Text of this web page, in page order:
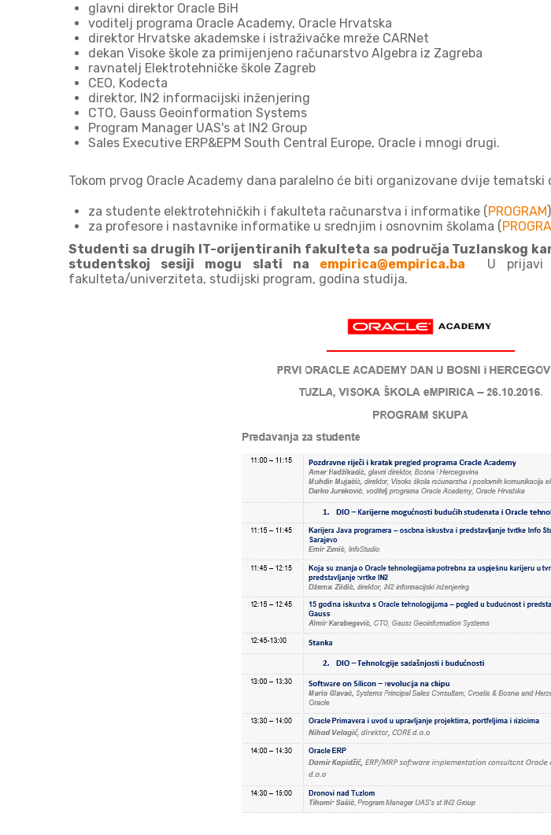
glavni direktor Oracle BiH
voditelj programa Oracle Academy, Oracle Hrvatska
direktor Hrvatske akademske i istraživačke mreže CARNet
dekan Visoke škole za primijenjeno računarstvo Algebra iz Zagreba
ravnatelj Elektrotehničke škole Zagreb
CEO, Kodecta
direktor, IN2 informacijski inženjering
CTO, Gauss Geoinformation Systems
Program Manager UAS's at IN2 Group
Sales Executive ERP&EPM South Central Europe, Oracle i mnogi drugi.
Tokom prvog Oracle Academy dana paralelno će biti organizovane dvije tematski
za studente elektrotehničkih i fakulteta računarstva i informatike (PROGRAM
za profesore i nastavnike informatike u srednjim i osnovnim školama (
Studenti sa drugih IT-orijentiranih fakulteta sa područja Tuzlanskog
studentskoj sesiji mogu slati na empirica@empirica.ba U
fakulteta/univerziteta, studijski program, godina studija.